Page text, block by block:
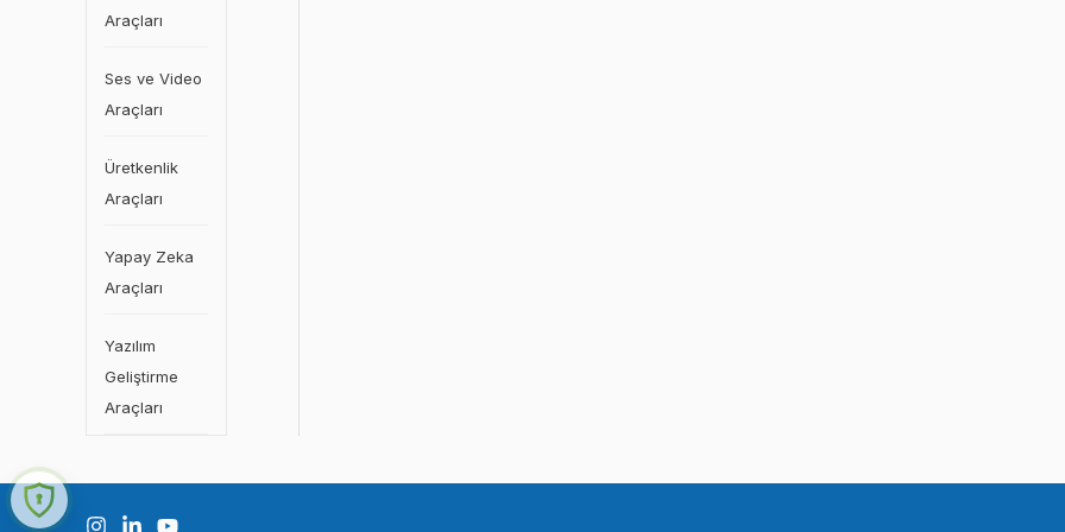
Araçları
Ses ve Video
Araçları
Üretkenlik
Araçları
Yapay Zeka
Araçları
Yazılım
Geliştirme
Araçları